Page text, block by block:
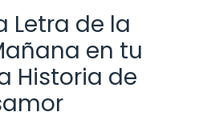
Letra de la
en tu
Historia de